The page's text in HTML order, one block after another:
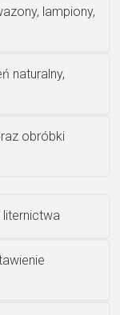
lampiony,
naturalny,
obróbki